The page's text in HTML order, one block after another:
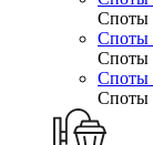
Споты
Споты
Споты
Споты
Споты